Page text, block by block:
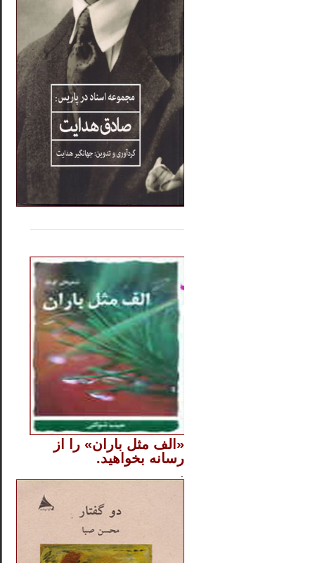
«الف مثل باران» را از
رسانه بخواهید.
.